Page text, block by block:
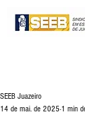
SEEB Juazeiro
14 de mai. de 2025 1 min